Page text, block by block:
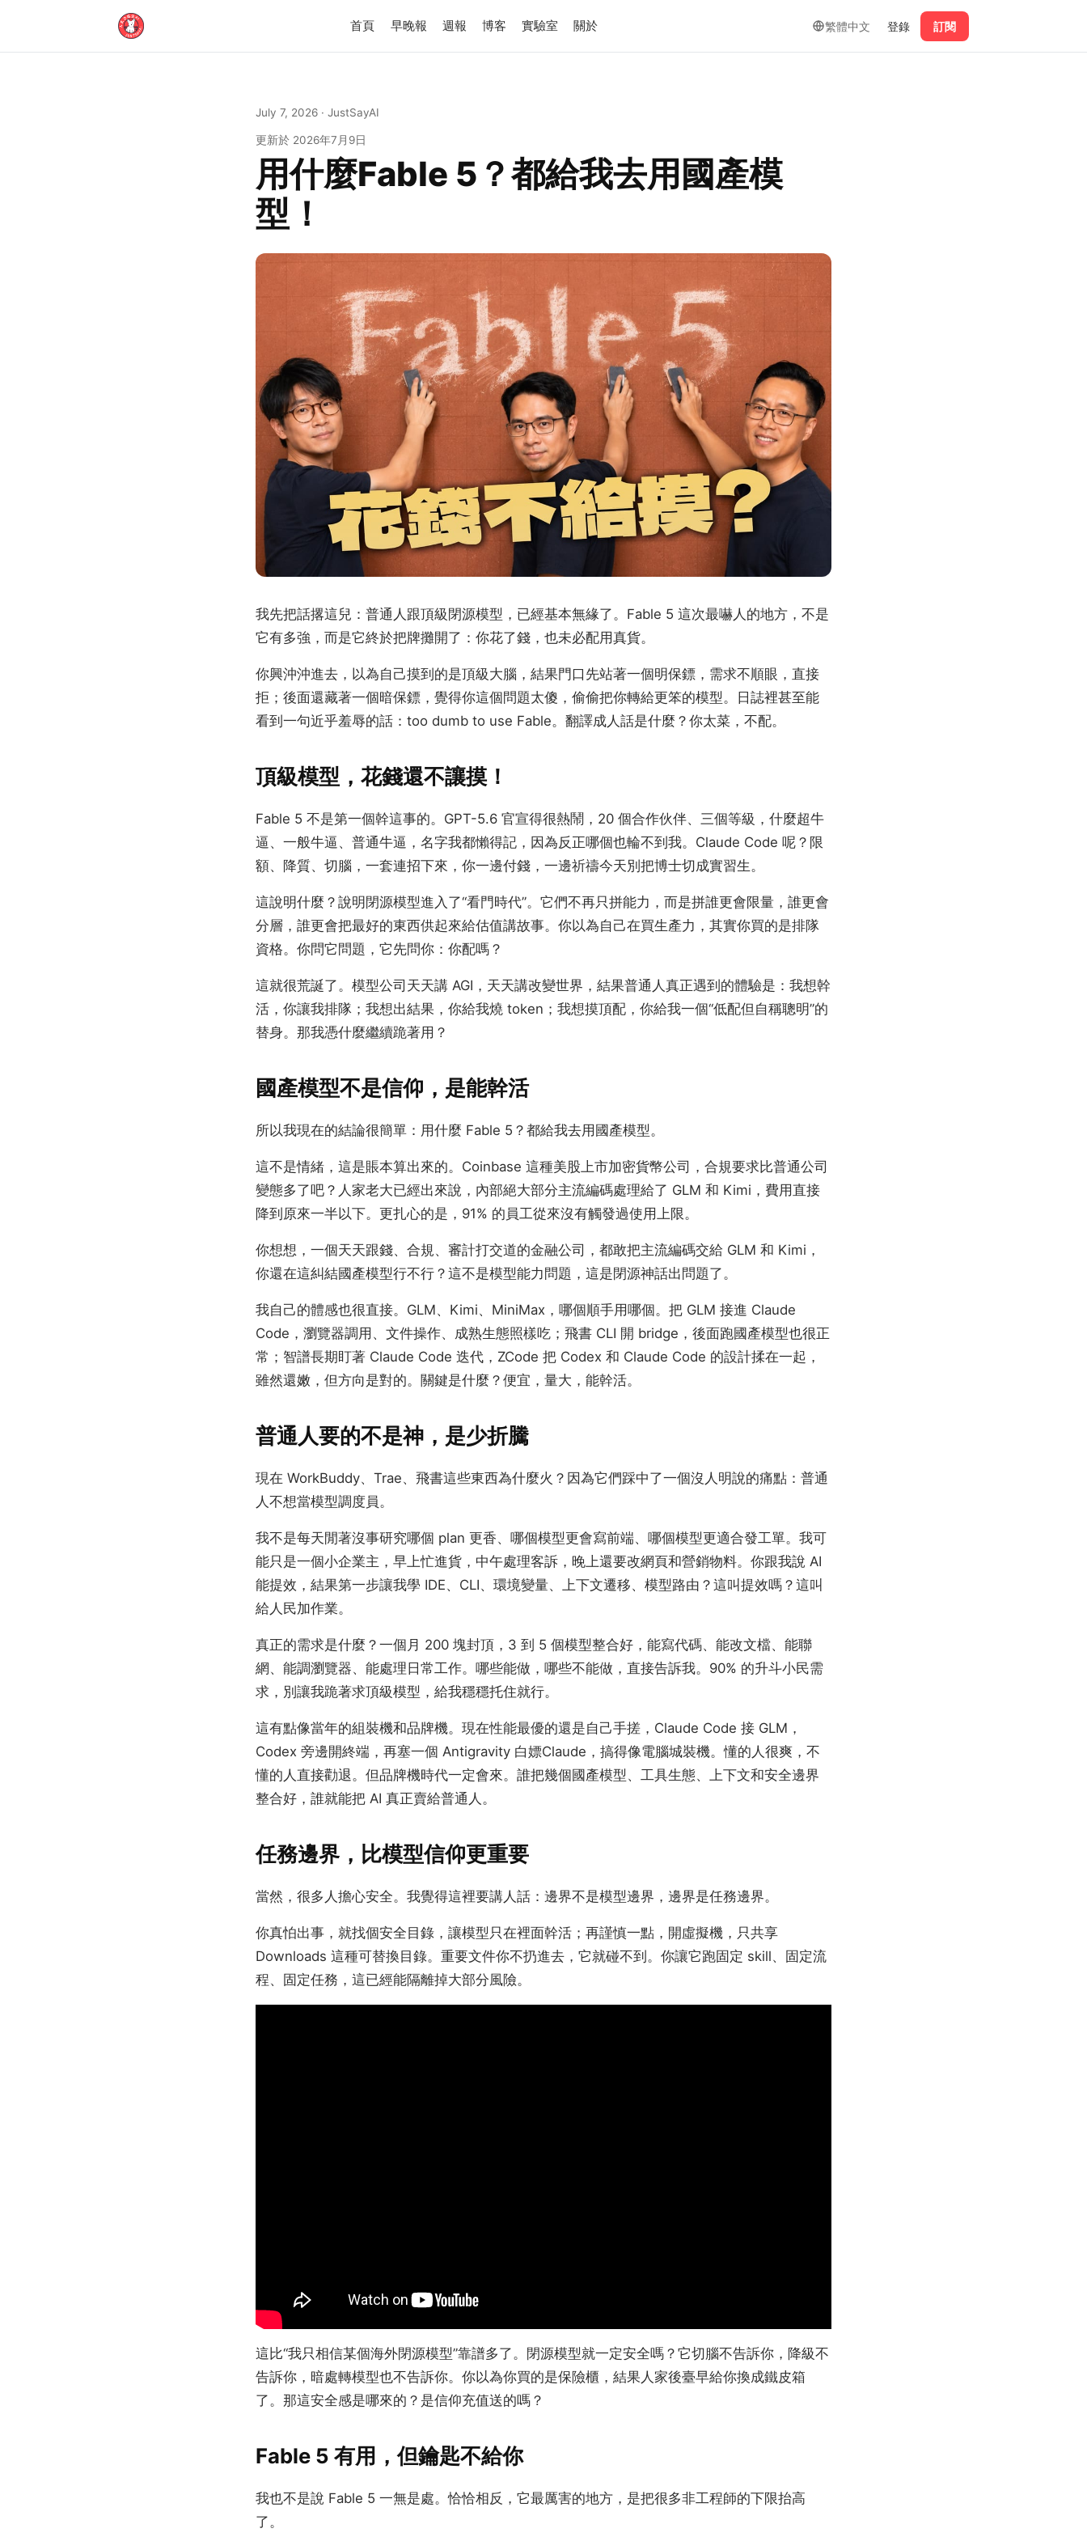
首頁 早晚報 週報 博客 實驗室 關於 繁體中文 登錄 訂閱
July 7, 2026 · JustSayAI
更新於 2026年7月9日
用什麼Fable 5？都給我去用國產模
型！
我先把話撂這兒：普通人跟頂級閉源模型，已經基本無緣了。Fable 5 這次最嚇人的地方，不是
它有多強，而是它終於把牌攤開了：你花了錢，也未必配用真貨。
你興沖沖進去，以為自己摸到的是頂級大腦，結果門口先站著一個明保鏢，需求不順眼，直接
拒；後面還藏著一個暗保鏢，覺得你這個問題太傻，偷偷把你轉給更笨的模型。日誌裡甚至能
看到一句近乎羞辱的話：too dumb to use Fable。翻譯成人話是什麼？你太菜，不配。
頂級模型，花錢還不讓摸！
Fable 5 不是第一個幹這事的。GPT-5.6 官宣得很熱鬧，20 個合作伙伴、三個等級，什麼超牛
逼、一般牛逼、普通牛逼，名字我都懶得記，因為反正哪個也輪不到我。Claude Code 呢？限
額、降質、切腦，一套連招下來，你一邊付錢，一邊祈禱今天別把博士切成實習生。
這說明什麼？說明閉源模型進入了“看門時代”。它們不再只拼能力，而是拼誰更會限量，誰更會
分層，誰更會把最好的東西供起來給估值講故事。你以為自己在買生產力，其實你買的是排隊
資格。你問它問題，它先問你：你配嗎？
這就很荒誕了。模型公司天天講 AGI，天天講改變世界，結果普通人真正遇到的體驗是：我想幹
活，你讓我排隊；我想出結果，你給我燒 token；我想摸頂配，你給我一個“低配但自稱聰明”的
替身。那我憑什麼繼續跪著用？
國產模型不是信仰，是能幹活
所以我現在的結論很簡單：用什麼 Fable 5？都給我去用國產模型。
這不是情緒，這是賬本算出來的。Coinbase 這種美股上市加密貨幣公司，合規要求比普通公司
變態多了吧？人家老大已經出來說，內部絕大部分主流編碼處理給了 GLM 和 Kimi，費用直接
降到原來一半以下。更扎心的是，91% 的員工從來沒有觸發過使用上限。
你想想，一個天天跟錢、合規、審計打交道的金融公司，都敢把主流編碼交給 GLM 和 Kimi，
你還在這糾結國產模型行不行？這不是模型能力問題，這是閉源神話出問題了。
我自己的體感也很直接。GLM、Kimi、MiniMax，哪個順手用哪個。把 GLM 接進 Claude
Code，瀏覽器調用、文件操作、成熟生態照樣吃；飛書 CLI 開 bridge，後面跑國產模型也很正
常；智譜長期盯著 Claude Code 迭代，ZCode 把 Codex 和 Claude Code 的設計揉在一起，
雖然還嫩，但方向是對的。關鍵是什麼？便宜，量大，能幹活。
普通人要的不是神，是少折騰
現在 WorkBuddy、Trae、飛書這些東西為什麼火？因為它們踩中了一個沒人明說的痛點：普通
人不想當模型調度員。
我不是每天閒著沒事研究哪個 plan 更香、哪個模型更會寫前端、哪個模型更適合發工單。我可
能只是一個小企業主，早上忙進貨，中午處理客訴，晚上還要改網頁和營銷物料。你跟我說 AI
能提效，結果第一步讓我學 IDE、CLI、環境變量、上下文遷移、模型路由？這叫提效嗎？這叫
給人民加作業。
真正的需求是什麼？一個月 200 塊封頂，3 到 5 個模型整合好，能寫代碼、能改文檔、能聯
網、能調瀏覽器、能處理日常工作。哪些能做，哪些不能做，直接告訴我。90% 的升斗小民需
求，別讓我跪著求頂級模型，給我穩穩托住就行。
這有點像當年的組裝機和品牌機。現在性能最優的還是自己手搓，Claude Code 接 GLM，
Codex 旁邊開終端，再塞一個 Antigravity 白嫖Claude，搞得像電腦城裝機。懂的人很爽，不
懂的人直接勸退。但品牌機時代一定會來。誰把幾個國產模型、工具生態、上下文和安全邊界
整合好，誰就能把 AI 真正賣給普通人。
任務邊界，比模型信仰更重要
當然，很多人擔心安全。我覺得這裡要講人話：邊界不是模型邊界，邊界是任務邊界。
你真怕出事，就找個安全目錄，讓模型只在裡面幹活；再謹慎一點，開虛擬機，只共享
Downloads 這種可替換目錄。重要文件你不扔進去，它就碰不到。你讓它跑固定 skill、固定流
程、固定任務，這已經能隔離掉大部分風險。
這比“我只相信某個海外閉源模型”靠譜多了。閉源模型就一定安全嗎？它切腦不告訴你，降級不
告訴你，暗處轉模型也不告訴你。你以為你買的是保險櫃，結果人家後臺早給你換成鐵皮箱
了。那這安全感是哪來的？是信仰充值送的嗎？
Fable 5 有用，但鑰匙不給你
我也不是說 Fable 5 一無是處。恰恰相反，它最厲害的地方，是把很多非工程師的下限抬高
了。